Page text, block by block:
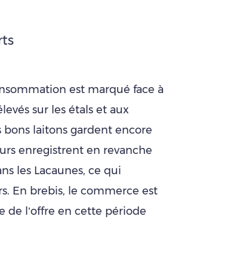
est marqué face à
sur les étals et aux
laitons gardent encore
enregistrent en revanche
les Lacaunes, ce qui
En brebis, le commerce est
de l’offre en cette période